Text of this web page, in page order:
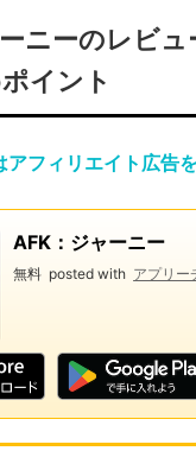
ニーのレビュ
イント
フィリエイト広告
AFK：ジャーニー
無料 posted with アプリー